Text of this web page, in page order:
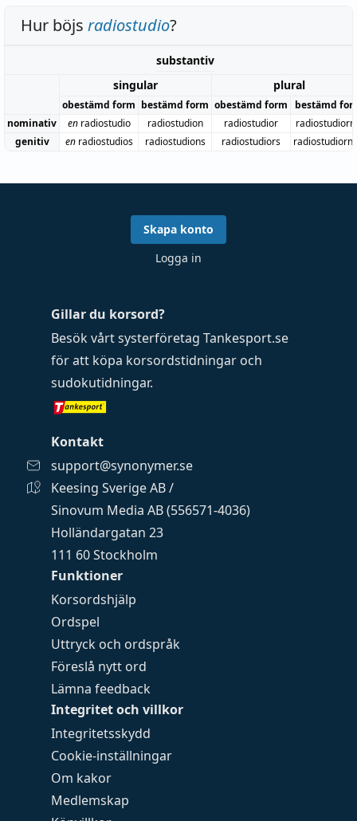
Hur böjs radiostudio?
substantiv
singular
plural
obestämd form bestämd form obestämd form
bestämd
nominativ
enradiostudio radiostudion radiostudior
genitiv
enradiostudios radiostudions radiostudiors
Funktioner
Korsordshjälp
Ordspel
Uttryck och ordspråk
Föreslå nytt ord
Lämna feedback
Integritet och villkor
Integritetsskydd
Cookie-inställningar
Om kakor
Medlemskap
Gillar du korsord?
Besök vårt systerföretag Tankesport.se
för att köpa korsordstidningar och
sudokutidningar.
Kontakt
support@synonymer.se
Keesing Sverige AB /
Sinovum Media AB (556571-4036)
Holländargatan 23
111 60 Stockholm
Skapa konto
Logga in